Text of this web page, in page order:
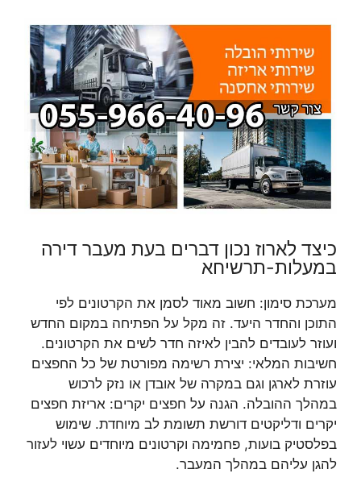
כיצד לארוז נכון דברים בעת מעבר דירה
במעלות-תרשיחא
מערכת סימון: חשוב מאוד לסמן את הקרטונים לפי
התוכן והחדר היעד. זה מקל על הפתיחה במקום החדש
ועוזר לעובדים להבין לאיזה חדר לשים את הקרטונים.
חשיבות המלאי: יצירת רשימה מפורטת של כל החפצים
עוזרת לארגן וגם במקרה של אובדן או נזק לרכוש
במהלך ההובלה. הגנה על חפצים יקרים: אריזת חפצים
יקרים ודליקטים דורשת תשומת לב מיוחדת. שימוש
בפלסטיק בועות, פחמימה וקרטונים מיוחדים עשוי לעזור
להגן עליהם במהלך המעבר.